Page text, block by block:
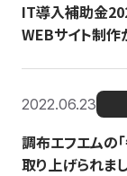
IT導入補助金
WEBサイト制作
2022.06.23
調布エフエムの
取り上げられまし